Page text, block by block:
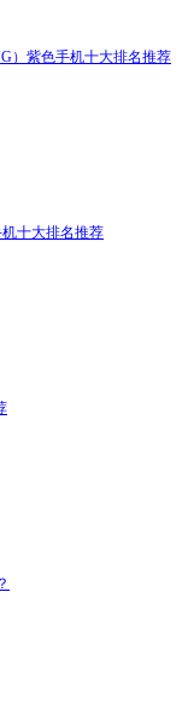
）紫色手机十大排名推荐
十大排名推荐